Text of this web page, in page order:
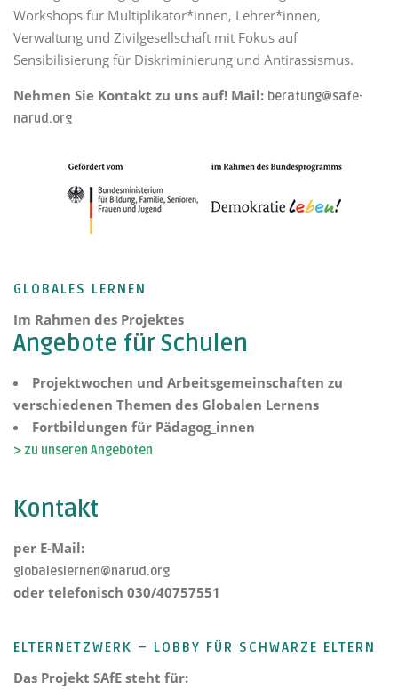
Workshops für Multiplikator*innen, Lehrer*innen,
Verwaltung und Zivilgesellschaft mit Fokus auf
Sensibilisierung für Diskriminierung und Antirassismus.
Nehmen Sie Kontakt zu uns auf! Mail: beratung@safe-
narud.org
GLOBALES LERNEN
Im Rahmen des Projektes
Angebote für Schulen
Projektwochen und Arbeitsgemeinschaften zu
verschiedenen Themen des Globalen Lernens
Fortbildungen für Pädagog_innen
> zu unseren Angeboten
Kontakt
per E-Mail:
globaleslernen@narud.org
oder telefonisch 030/40757551
ELTERNETZWERK – LOBBY FÜR SCHWARZE ELTERN
Das Projekt SAfE steht für: